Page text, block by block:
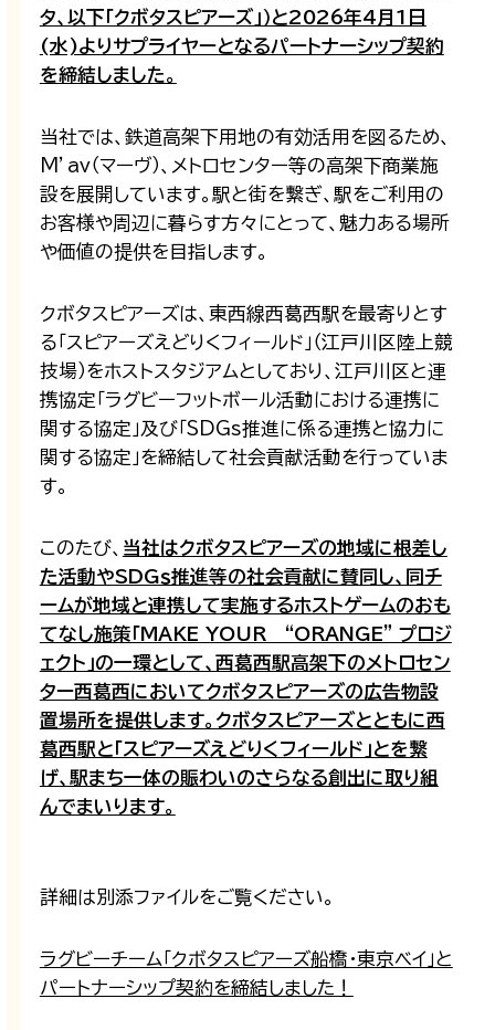
タ、以下「クボタスピアーズ」）と2026年4月1日
(水)よりサプライヤーとなるパートナーシップ契約
を締結しました。
当社では、鉄道高架下用地の有効活用を図るため、
M’av（マーヴ）、メトロセンター等の高架下商業施
設を展開しています。駅と街を繋ぎ、駅をご利用の
お客様や周辺に暮らす方々にとって、魅力ある場所
や価値の提供を目指します。
クボタスピアーズは、東西線西葛西駅を最寄りとす
る「スピアーズえどりくフィールド」（江戸川区陸上競
技場）をホストスタジアムとしており、江戸川区と連
携協定「ラグビーフットボール活動における連携に
関する協定」及び「SDGs推進に係る連携と協力に
関する協定」を締結して社会貢献活動を行っていま
す。
このたび、 当社はクボタスピアーズの地域に根差し
た活動やSDGｓ推進等の社会貢献に賛同し、同チ
ームが地域と連携して実施するホストゲームのおも
てなし施策「MAKE YOUR “ORANGE” プロジ
ェクト」の一環として、西葛西駅高架下のメトロセン
ター西葛西においてクボタスピアーズの広告物設
置場所を提供します。クボタスピアーズとともに西
葛西駅と「スピアーズえどりくフィールド」とを繋
げ、駅まち一体の賑わいのさらなる創出に取り組
んでまいります。
詳細は別添ファイルをご覧ください。
ラグビーチーム「クボタスピアーズ船橋・東京ベイ」と
パートナーシップ契約を締結しました！